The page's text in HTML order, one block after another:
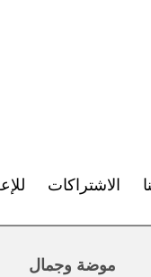
الاشتراكات
موضة وجمال